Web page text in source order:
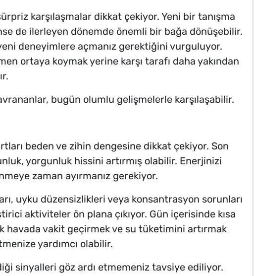
karşılaşmalar dikkat çekiyor. Yeni bir tanışma
de ilerleyen dönemde önemli bir bağa dönüşebilir.
deneyimlere açmanız gerektiğini vurguluyor.
ortaya koymak yerine karşı tarafı daha yakından
bugün olumlu gelişmelerle karşılaşabilir.
beden ve zihin dengesine dikkat çekiyor. Son
yorgunluk hissini artırmış olabilir. Enerjinizi
zaman ayırmanız gerekiyor.
uyku düzensizlikleri veya konsantrasyon sorunları
aktiviteler ön plana çıkıyor. Gün içerisinde kısa
havada vakit geçirmek ve su tüketimini artırmak
yardımcı olabilir.
sinyalleri göz ardı etmemeniz tavsiye ediliyor.